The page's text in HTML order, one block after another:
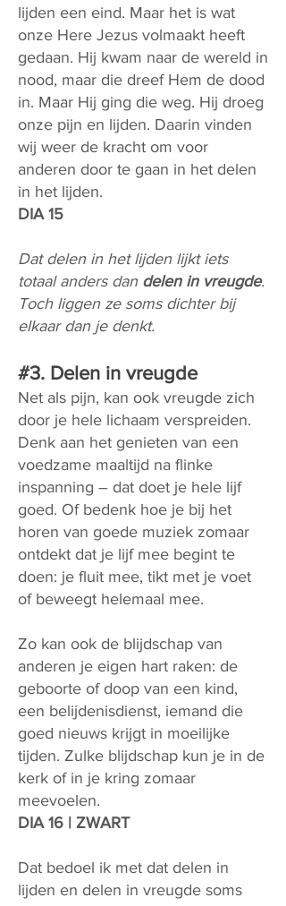
lijden een eind. Maar het is wat
onze Here Jezus volmaakt heeft
gedaan. Hij kwam naar de wereld in
nood, maar die dreef Hem de dood
in. Maar Hij ging die weg. Hij droeg
onze pijn en lijden. Daarin vinden
wij weer de kracht om voor
anderen door te gaan in het delen
in het lijden.
DIA 15
Dat delen in het lijden lijkt iets
totaal anders dan delen in vreugde.
Toch liggen ze soms dichter bij
elkaar dan je denkt.
#3. Delen in vreugde
Net als pijn, kan ook vreugde zich
door je hele lichaam verspreiden.
Denk aan het genieten van een
voedzame maaltijd na flinke
inspanning – dat doet je hele lijf
goed. Of bedenk hoe je bij het
horen van goede muziek zomaar
ontdekt dat je lijf mee begint te
doen: je fluit mee, tikt met je voet
of beweegt helemaal mee.
Zo kan ook de blijdschap van
anderen je eigen hart raken: de
geboorte of doop van een kind,
een belijdenisdienst, iemand die
goed nieuws krijgt in moeilijke
tijden. Zulke blijdschap kun je in de
kerk of in je kring zomaar
meevoelen.
DIA 16 | ZWART
Dat bedoel ik met dat delen in
lijden en delen in vreugde soms